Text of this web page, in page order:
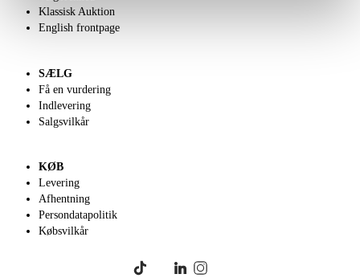
Klassisk Auktion
English frontpage
SÆLG
Få en vurdering
Indlevering
Salgsvilkår
KØB
Levering
Afhentning
Persondatapolitik
Købsvilkår